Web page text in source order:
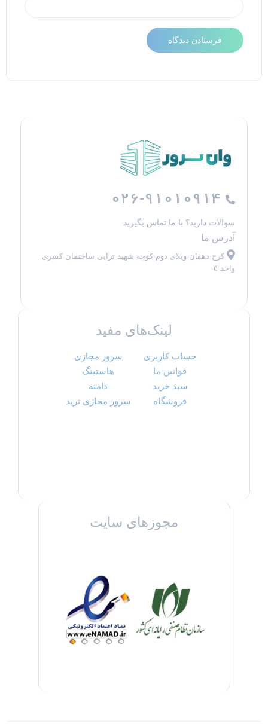
026-91010914
سوالات دارید؟ با ما تماس بگیرید
آدرس ما
کرج دهقان ویلای دوم کوچه شهید ترابی ساختمان کسری
واحد ۵
لینک‌های مفید
حساب کاربری
قوانین ما
سبد خرید
فروشگاه
سرور مجازی
هاستینگ
دامنه
سرور مجازی ترید
مجوزهای سایت